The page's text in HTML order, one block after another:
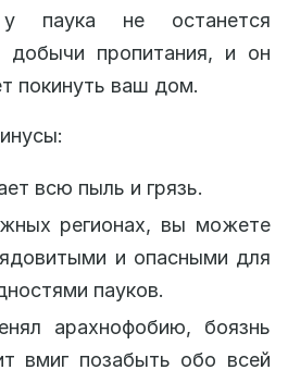
у паука не останется
добычи пропитания, и он
покинуть ваш дом.
всю пыль и грязь.
регионах, вы можете
и опасными для
пауков.
арахнофобию, боязнь
вмиг позабыть обо всей